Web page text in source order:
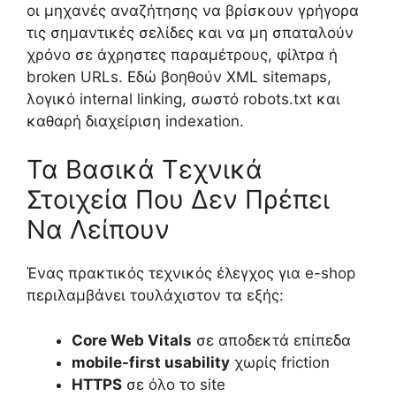
οι μηχανές αναζήτησης να βρίσκουν γρήγορα
τις σημαντικές σελίδες και να μη σπαταλούν
χρόνο σε άχρηστες παραμέτρους, φίλτρα ή
broken URLs. Εδώ βοηθούν XML sitemaps,
λογικό internal linking, σωστό robots.txt και
καθαρή διαχείριση indexation.
Τα Βασικά Τεχνικά
Στοιχεία Που Δεν Πρέπει
Να Λείπουν
Ένας πρακτικός τεχνικός έλεγχος για e-shop
περιλαμβάνει τουλάχιστον τα εξής:
Core Web Vitals σε αποδεκτά επίπεδα
mobile-first usability χωρίς friction
HTTPS σε όλο το site